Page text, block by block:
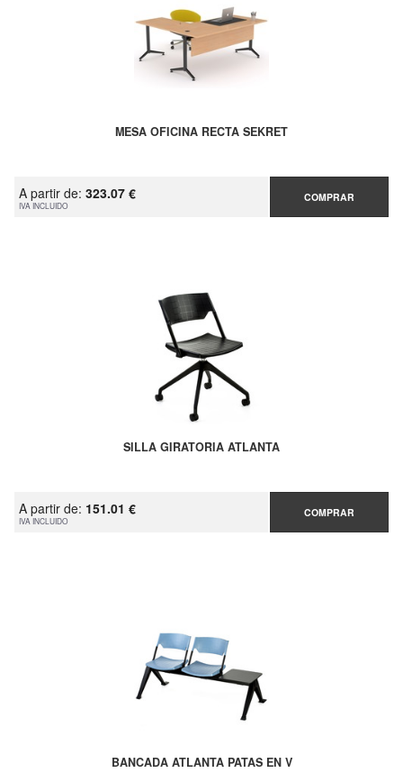
MESA OFICINA RECTA SEKRET
A partir de: 323.07 €
IVA INCLUIDO
COMPRAR
SILLA GIRATORIA ATLANTA
A partir de: 151.01 €
IVA INCLUIDO
COMPRAR
BANCADA ATLANTA PATAS EN V